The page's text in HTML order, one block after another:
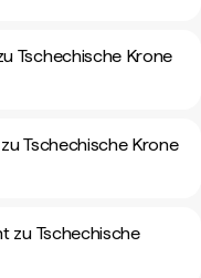
Tschechische Krone
Tschechische Krone
zu Tschechische